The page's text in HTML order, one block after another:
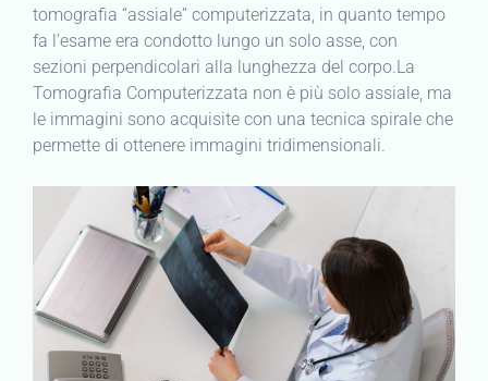
tomografia “assiale” computerizzata, in quanto tempo
fa l’esame era condotto lungo un solo asse, con
sezioni perpendicolari alla lunghezza del corpo.La
Tomografia Computerizzata non è più solo assiale, ma
le immagini sono acquisite con una tecnica spirale che
permette di ottenere immagini tridimensionali.